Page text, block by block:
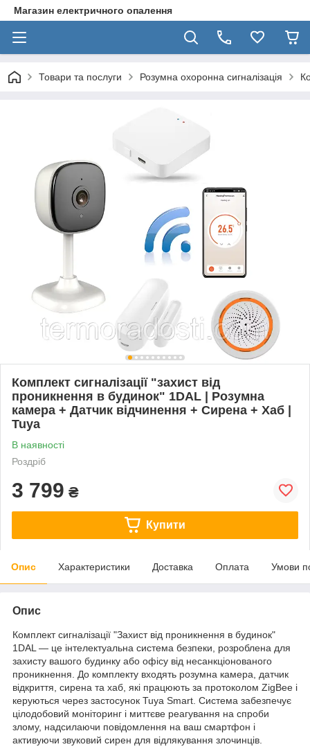
Магазин електричного опалення
Товари та послуги Розумна охоронна сигналізація
Комплект сигналізації "захист від
проникнення в будинок" 1DAL | Розумна
камера + Датчик відчинення + Сирена + Хаб |
Tuya
В наявності
Роздріб
3 799 ₴
Купити
Опис Характеристики Доставка Оплата Умови
Опис
Комплект сигналізації "Захист від проникнення в будинок"
1DAL — це інтелектуальна система безпеки, розроблена для
захисту вашого будинку або офісу від несанкціонованого
проникнення. До комплекту входять розумна камера, датчик
відкриття, сирена та хаб, які працюють за протоколом ZigBee і
керуються через застосунок Tuya Smart. Система забезпечує
цілодобовий моніторинг і миттєве реагування на спроби
злому, надсилаючи повідомлення на ваш смартфон і
активуючи звуковий сирен для відлякування злочинців.